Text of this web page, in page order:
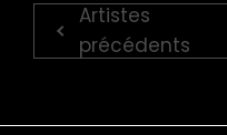
Artistes
précédents